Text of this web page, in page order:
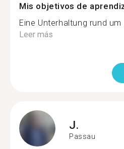
Mis objetivos de
Eine Unterhaltung rund
Leer más
J.
Passau